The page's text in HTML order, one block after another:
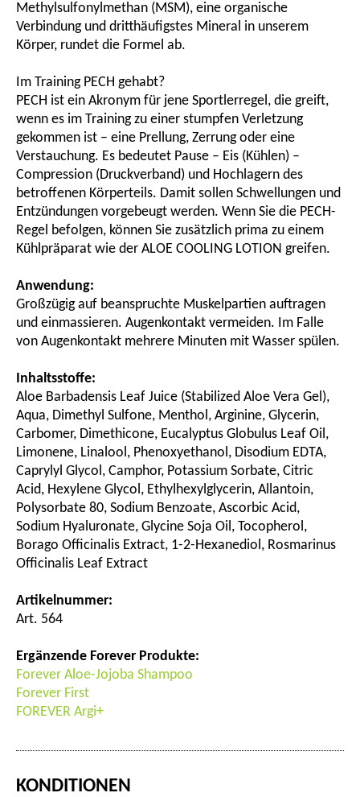
Methylsulfonylmethan (MSM), eine organische
Verbindung und dritthäufigstes Mineral in unserem
Körper, rundet die Formel ab.
Im Training PECH gehabt?
PECH ist ein Akronym für jene Sportlerregel, die greift,
wenn es im Training zu einer stumpfen Verletzung
gekommen ist – eine Prellung, Zerrung oder eine
Verstauchung. Es bedeutet Pause – Eis (Kühlen) –
Compression (Druckverband) und Hochlagern des
betroffenen Körperteils. Damit sollen Schwellungen und
Entzündungen vorgebeugt werden. Wenn Sie die PECH-
Regel befolgen, können Sie zusätzlich prima zu einem
Kühlpräparat wie der ALOE COOLING LOTION greifen.
Anwendung:
Großzügig auf beanspruchte Muskelpartien auftragen
und einmassieren. Augenkontakt vermeiden. Im Falle
von Augenkontakt mehrere Minuten mit Wasser spülen.
Inhaltsstoffe:
Aloe Barbadensis Leaf Juice (Stabilized Aloe Vera Gel),
Aqua, Dimethyl Sulfone, Menthol, Arginine, Glycerin,
Carbomer, Dimethicone, Eucalyptus Globulus Leaf Oil,
Limonene, Linalool, Phenoxyethanol, Disodium EDTA,
Caprylyl Glycol, Camphor, Potassium Sorbate, Citric
Acid, Hexylene Glycol, Ethylhexylglycerin, Allantoin,
Polysorbate 80, Sodium Benzoate, Ascorbic Acid,
Sodium Hyaluronate, Glycine Soja Oil, Tocopherol,
Borago Officinalis Extract, 1-2-Hexanediol, Rosmarinus
Officinalis Leaf Extract
Artikelnummer:
Art. 564
Ergänzende Forever Produkte:
Forever Aloe-Jojoba Shampoo
Forever First
FOREVER Argi+
KONDITIONEN